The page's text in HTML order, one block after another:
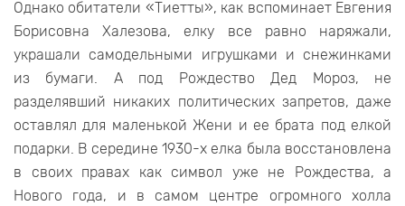
Однако обитатели «Тиетты», как вспоминает Евгения
Борисовна Халезова, елку все равно наряжали,
украшали самодельными игрушками и снежинками
из бумаги. А под Рождество Дед Мороз, не
разделявший никаких политических запретов, даже
оставлял для маленькой Жени и ее брата под елкой
подарки. В середине 1930-х елка была восстановлена
в своих правах как символ уже не Рождества, а
Нового года, и в самом центре огромного холла